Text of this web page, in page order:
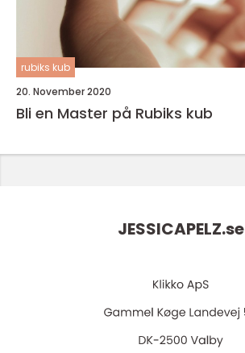
rubiks kub
20. November 2020
Bli en Master på Rubiks kub
JESSICAPELZ.se